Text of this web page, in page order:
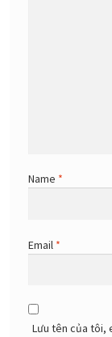
Name *
Email *
Lưu tên của tôi,